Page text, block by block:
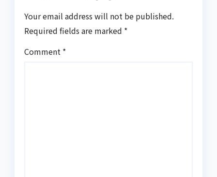
Your email address will not be published.
Required fields are marked *
Comment *